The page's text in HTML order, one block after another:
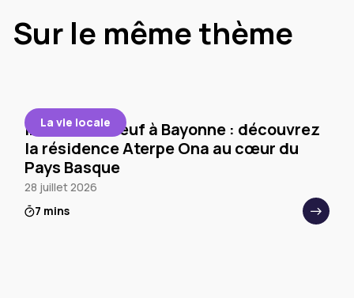
Sur le même thème
La vie locale
Immobilier neuf à Bayonne : découvrez
la résidence Aterpe Ona au cœur du
Pays Basque
28 juillet 2026
7 mins